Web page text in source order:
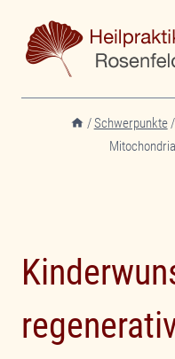
Inhalt
springen
/Schwerpunkte/